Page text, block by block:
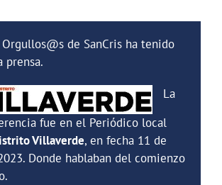
de SanCris ha tenido
prensa.
La
fue en el Periódico local
Villaverde, en fecha 11 de
Donde hablaban del comienzo